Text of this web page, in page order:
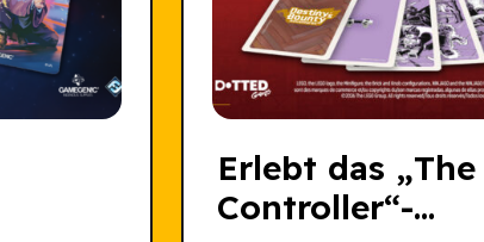
Erlebt das „The
Controller“-